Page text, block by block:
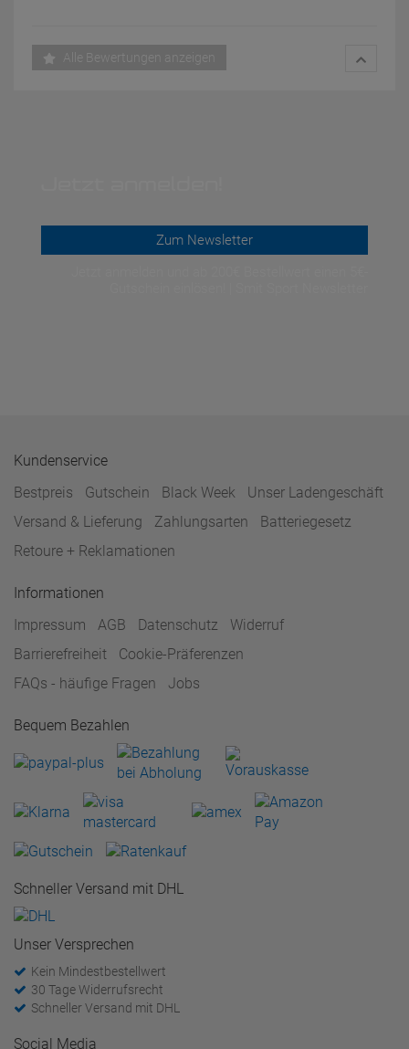
Alle Bewertungen anzeigen
Zum Newsletter
Kundenservice
Bestpreis
Gutschein Black Week
Unser Ladengeschäft
Versand & Lieferung
Zahlungsarten
Batteriegesetz
Retoure + Reklamationen
Informationen
Impressum
AGB Datenschutz
Widerruf
Barrierefreiheit
Cookie-Präferenzen
FAQs - häufige Fragen
Jobs
Bequem Bezahlen
Schneller Versand mit DHL
Unser Versprechen
Kein Mindestbestellwert
30 Tage Widerrufsrecht
Schneller Versand mit DHL
Social Media